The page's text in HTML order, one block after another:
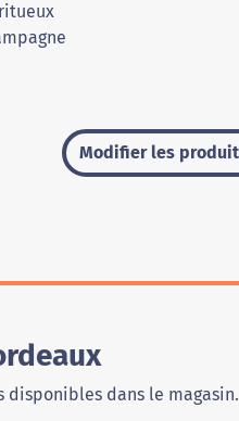
Modifier les
disponibles dans le magasin.